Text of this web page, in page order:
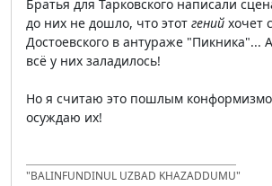
Братья для Тарковского написали
до них не дошло, что этот гений хочет
Достоевского в антураже "Пикника"...
всё у них заладилось!
Но я считаю это пошлым
осуждаю их!
"BALINFUNDINUL UZBAD KHAZADDUMU"